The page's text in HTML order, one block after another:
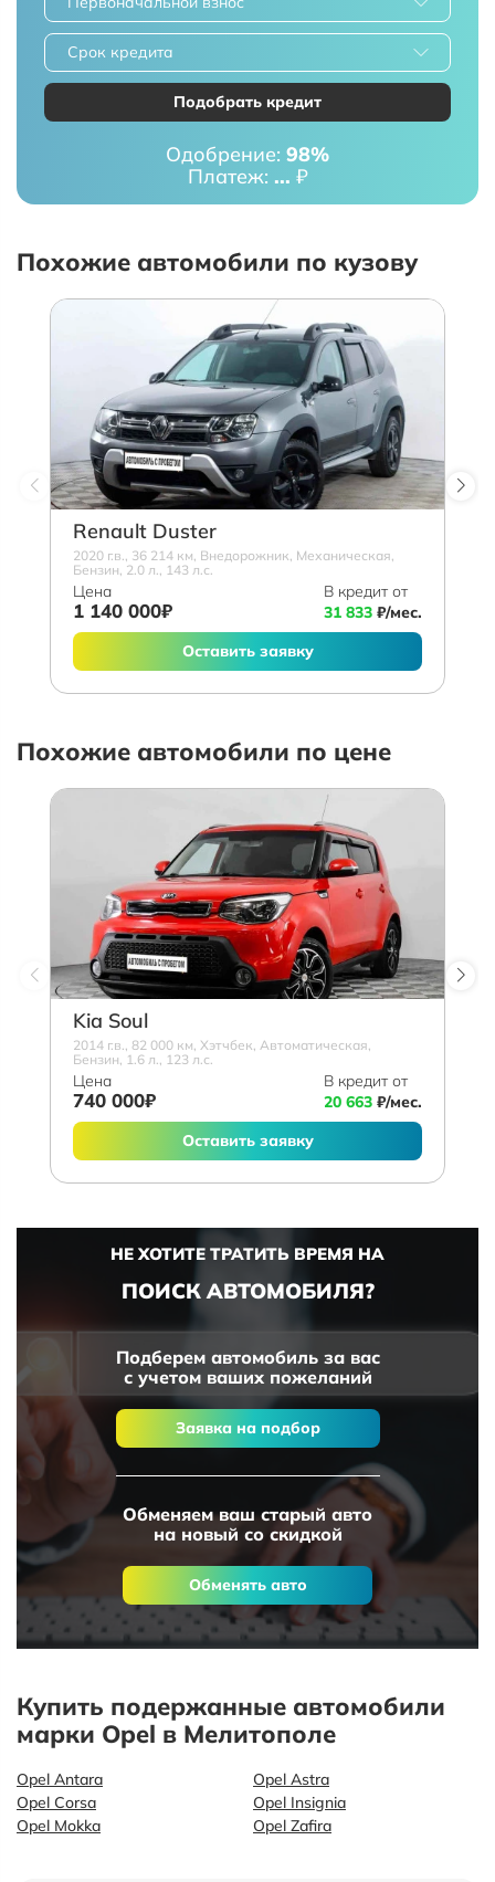
Срок кредита
Подобрать кредит
Одобрение: 98%
Платеж: ... ₽
Похожие автомобили по кузову
Renault Duster
2020 г.в., 36 214 км, Внедорожник, Механическая,
Бензин, 2.0 л., 143 л.с.
Цена
1 140 000₽
В кредит от
31 833 ₽/мес.
Оставить заявку
Похожие автомобили по цене
Kia Soul
2014 г.в., 82 000 км, Хэтчбек, Автоматическая,
Бензин, 1.6 л., 123 л.с.
Цена
740 000₽
В кредит от
20 663 ₽/мес.
Оставить заявку
НЕ ХОТИТЕ ТРАТИТЬ ВРЕМЯ НА
ПОИСК АВТОМОБИЛЯ?
Подберем автомобиль за вас
с учетом ваших пожеланий
Заявка на подбор
Обменяем ваш старый авто
на новый со скидкой
Обменять авто
Купить подержанные автомобили
марки Opel в Мелитополе
Opel Antara
Opel Astra
Opel Corsa
Opel Insignia
Opel Mokka
Opel Zafira